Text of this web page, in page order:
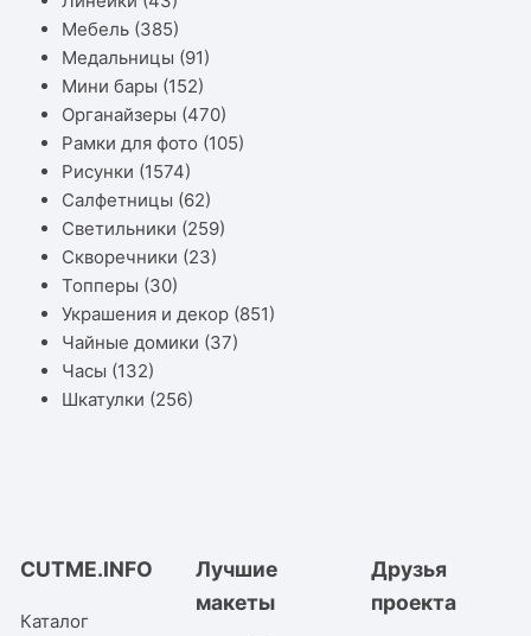
Мебель (385)
Медальницы (91)
Мини бары (152)
Органайзеры (470)
Рамки для фото (105)
Рисунки (1574)
Салфетницы (62)
Светильники (259)
Скворечники (23)
Топперы (30)
Украшения и декор (851)
Чайные домики (37)
Часы (132)
Шкатулки (256)
CUTME.INFO
Каталог
Лучшие
макеты
Друзья
проекта